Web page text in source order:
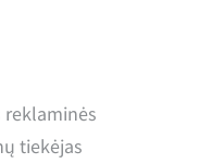
tiekėjas